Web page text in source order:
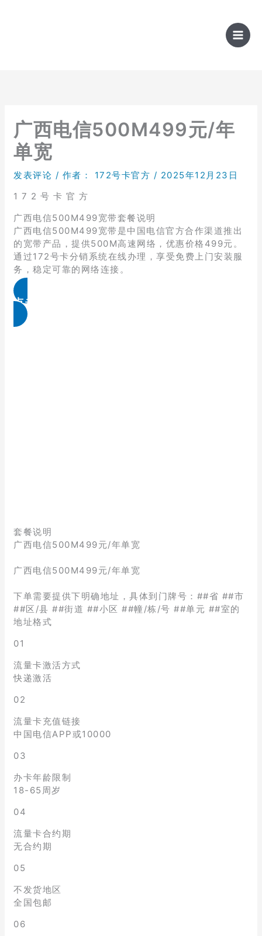
广西电信500M499元/年
单宽
发表评论 / 作者： 172号卡官方 / 2025年12月23日
1 7 2 号 卡 官 方
广西电信500M499宽带套餐说明
广西电信500M499宽带是中国电信官方合作渠道推出
的宽带产品，提供500M高速网络，优惠价格499元。
通过172号卡分销系统在线办理，享受免费上门安装服
务，稳定可靠的网络连接。
点击免费领取
套餐说明
广西电信500M499元/年单宽
广西电信500M499元/年单宽
下单需要提供下明确地址，具体到门牌号：##省 ##市
##区/县 ##街道 ##小区 ##幢/栋/号 ##单元 ##室的
地址格式
01
流量卡激活方式
快递激活
02
流量卡充值链接
中国电信APP或10000
03
办卡年龄限制
18-65周岁
04
流量卡合约期
无合约期
05
不发货地区
全国包邮
06